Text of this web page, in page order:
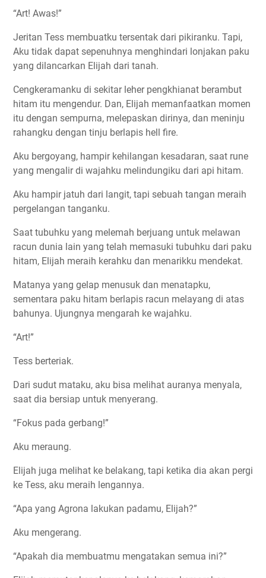
“Art! Awas!”
Jeritan Tess membuatku tersentak dari pikiranku. Tapi,
Aku tidak dapat sepenuhnya menghindari lonjakan paku
yang dilancarkan Elijah dari tanah.
Cengkeramanku di sekitar leher pengkhianat berambut
hitam itu mengendur. Dan, Elijah memanfaatkan momen
itu dengan sempurna, melepaskan dirinya, dan meninju
rahangku dengan tinju berlapis hell fire.
Aku bergoyang, hampir kehilangan kesadaran, saat rune
yang mengalir di wajahku melindungiku dari api hitam.
Aku hampir jatuh dari langit, tapi sebuah tangan meraih
pergelangan tanganku.
Saat tubuhku yang melemah berjuang untuk melawan
racun dunia lain yang telah memasuki tubuhku dari paku
hitam, Elijah meraih kerahku dan menarikku mendekat.
Matanya yang gelap menusuk dan menatapku,
sementara paku hitam berlapis racun melayang di atas
bahunya. Ujungnya mengarah ke wajahku.
“Art!”
Tess berteriak.
Dari sudut mataku, aku bisa melihat auranya menyala,
saat dia bersiap untuk menyerang.
“Fokus pada gerbang!”
Aku meraung.
Elijah juga melihat ke belakang, tapi ketika dia akan pergi
ke Tess, aku meraih lengannya.
“Apa yang Agrona lakukan padamu, Elijah?”
Aku mengerang.
“Apakah dia membuatmu mengatakan semua ini?”